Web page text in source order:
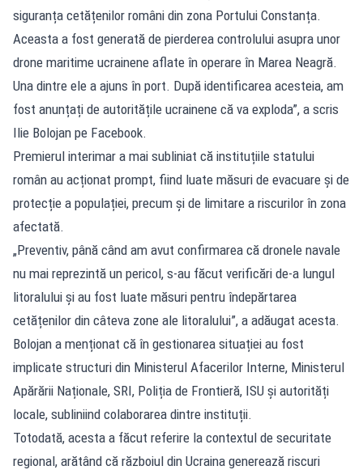
siguranța cetățenilor români din zona Portului Constanța.
Aceasta a fost generată de pierderea controlului asupra unor
drone maritime ucrainene aflate în operare în Marea Neagră.
Una dintre ele a ajuns în port. După identificarea acesteia, am
fost anunțați de autoritățile ucrainene că va exploda”, a scris
Ilie Bolojan pe Facebook.
Premierul interimar a mai subliniat că instituțiile statului
român au acționat prompt, fiind luate măsuri de evacuare și de
protecție a populației, precum și de limitare a riscurilor în zona
afectată.
„Preventiv, până când am avut confirmarea că dronele navale
nu mai reprezintă un pericol, s-au făcut verificări de-a lungul
litoralului și au fost luate măsuri pentru îndepărtarea
cetățenilor din câteva zone ale litoralului”, a adăugat acesta.
Bolojan a menționat că în gestionarea situației au fost
implicate structuri din Ministerul Afacerilor Interne, Ministerul
Apărării Naționale, SRI, Poliția de Frontieră, ISU și autorități
locale, subliniind colaborarea dintre instituții.
Totodată, acesta a făcut referire la contextul de securitate
regional, arătând că războiul din Ucraina generează riscuri